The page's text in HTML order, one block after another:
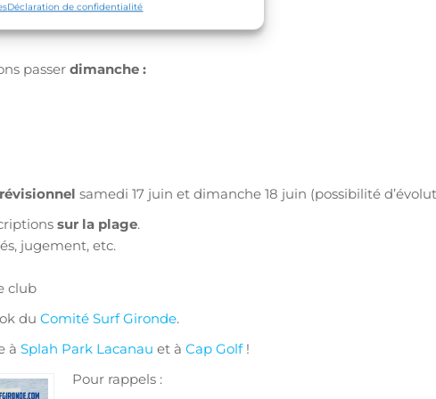
Déclaration de confidentialité
passer dimanche :
samedi 17 juin et dimanche 18 juin (possibilité
sur la plage.
jugement, etc.
club
du Comité Surf Gironde.
à Splah Park Lacanau et à Cap Golf!
Pour rappels :